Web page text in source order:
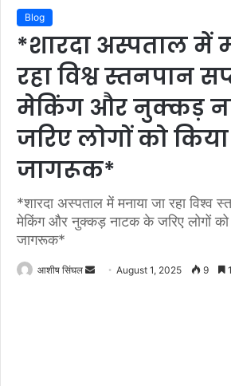
Blog
*शारदा अस्पताल में
रहा विश्व स्तनपान
मेकिंग और नुक्कड़
जरिए लोगों को किया
जागरूक*
*शारदा अस्पताल में मनाया जा रहा विश्व
मेकिंग और नुक्कड़ नाटक के जरिए लोगों को
जागरूक*
आशीष सिंघल
SendAugust 1, 2025 9